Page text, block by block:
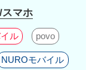
マホ
ル povo
NUROモバイル